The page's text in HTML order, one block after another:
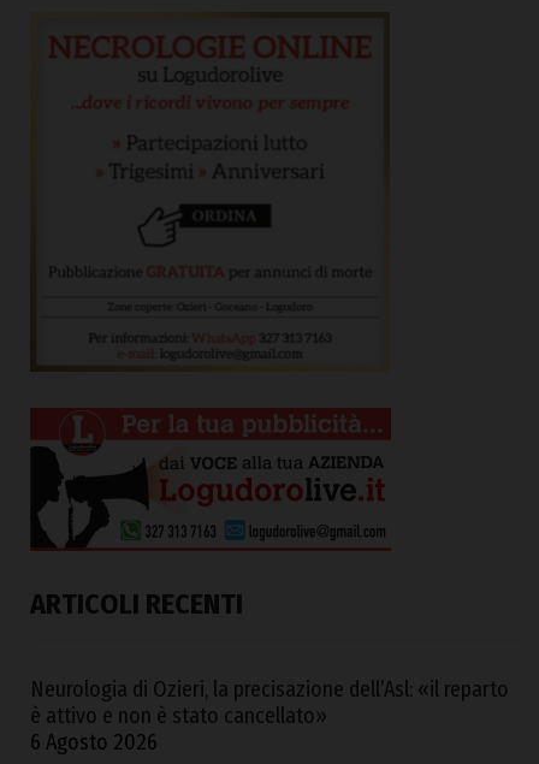
ARTICOLI RECENTI
Neurologia di Ozieri, la precisazione dell’Asl: «il reparto
è attivo e non è stato cancellato»
6 Agosto 2026